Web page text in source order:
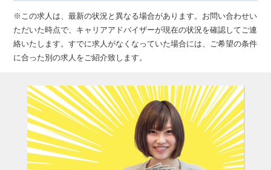
※この求人は、最新の状況と異なる場合があります。お問い合わせい
ただいた時点で、キャリアアドバイザーが現在の状況を確認してご連
絡いたします。すでに求人がなくなっていた場合には、ご希望の条件
に合った別の求人をご紹介致します。